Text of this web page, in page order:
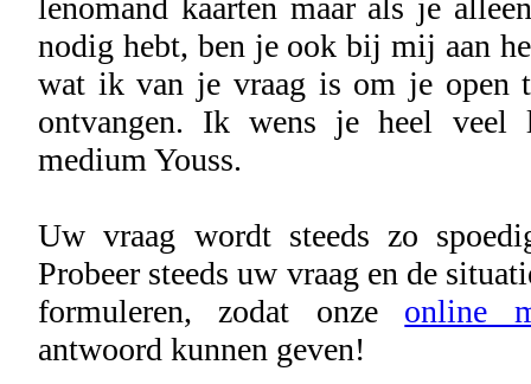
lenomand kaarten maar als je
nodig hebt, ben je ook bij mij aan
wat ik van je vraag is om je open
ontvangen. Ik wens je heel veel
medium Youss.
Uw vraag wordt steeds zo
Probeer steeds uw vraag en de
formuleren, zodat onze online
antwoord kunnen geven!